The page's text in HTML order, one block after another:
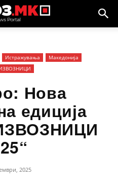
Истражувања
Македонија
Нова
едиција
2025